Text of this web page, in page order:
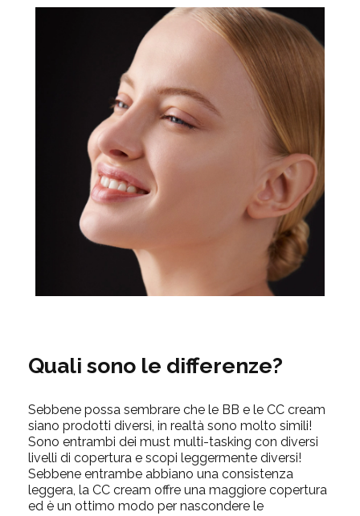
Quali sono le differenze?
Sebbene possa sembrare che le BB e le CC cream
siano prodotti diversi, in realtà sono molto simili!
Sono entrambi dei must multi-tasking con diversi
livelli di copertura e scopi leggermente diversi!
Sebbene entrambe abbiano una consistenza
leggera, la CC cream offre una maggiore copertura
ed è un ottimo modo per nascondere le